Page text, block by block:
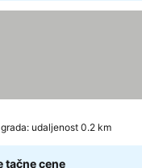
udaljenost 0.2 km
tačne cene